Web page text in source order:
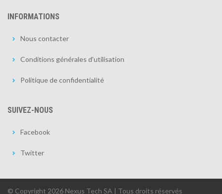
INFORMATIONS
Nous contacter
Conditions générales d'utilisation
Politique de confidentialité
SUIVEZ-NOUS
Facebook
Twitter
© Copyright 2026 Nexus Tech SA | Tous droits réservés